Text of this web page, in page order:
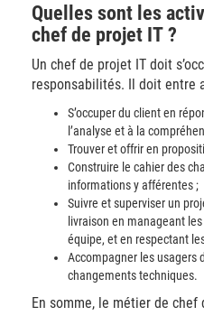
Quelles sont les
chef de projet IT ?
Un chef de projet IT doit
responsabilités. Il doit entre
S’occuper du client en
l’analyse et à la
Trouver et offrir en
Construire le cahier des
informations y afférentes ;
Suivre et superviser un
livraison en manageant
équipe, et en respectant
Accompagner les usagers
changements techniques.
En somme, le métier de